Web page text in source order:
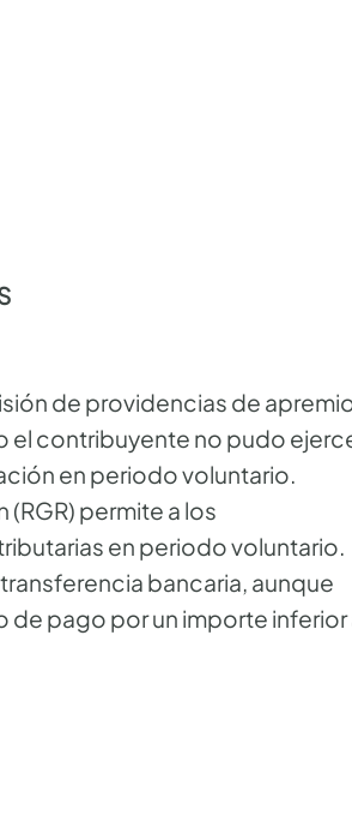
de providencias de
el contribuyente no pudo
en periodo voluntario.
permite a los
en periodo voluntario.
bancaria, aunque
pago por un importe inferior